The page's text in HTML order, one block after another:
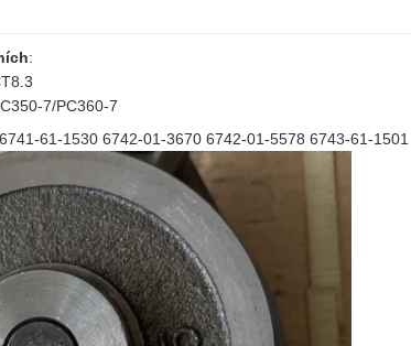
:
7/PC360-7
61-1530 6742-01-3670 6742-01-5578 6743-61-